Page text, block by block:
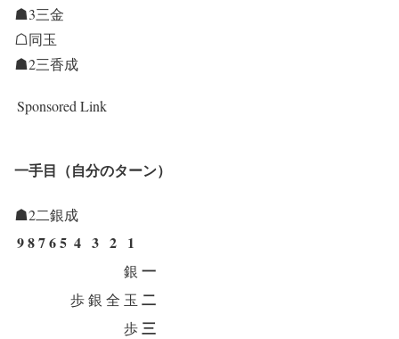
☗3三金
☖同玉
☗2三香成
Sponsored Link
一手目（自分のターン）
☗2二銀成
98765 4 3 2 1
銀 一
歩銀 全 玉 二
歩 三